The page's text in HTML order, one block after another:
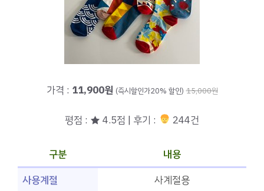
가격 : 11,900원 (즉시할인가20% 할인) 15,000원
평점 : ★ 4.5점 | 후기 : 244건
구분
내용
사용계절
사계절용